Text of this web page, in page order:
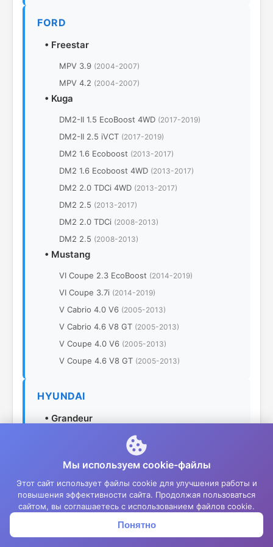
Войти
FORD
• Freestar
MPV 3.9 (2004-2007)
MPV 4.2 (2004-2007)
• Kuga
DM2-II 1.5 EcoBoost 4WD (2017-2019)
DM2-II 2.5 iVCT (2017-2019)
DM2 1.6 Ecoboost (2013-2017)
DM2 1.6 Ecoboost 4WD (2013-2017)
DM2 2.0 TDCi 4WD (2013-2017)
DM2 2.5 (2013-2017)
DM2 2.0 TDCi (2008-2013)
DM2 2.5 (2008-2013)
• Mustang
VI Coupe 2.3 EcoBoost (2014-2019)
VI Coupe 3.7i (2014-2019)
V Cabrio 4.0 V6 (2005-2013)
V Cabrio 4.6 V8 GT (2005-2013)
V Coupe 4.0 V6 (2005-2013)
V Coupe 4.6 V8 GT (2005-2013)
HYUNDAI
• Grandeur
(2010-2012)
(2010-2012)
(2005-2010)
TG 2.7 V6 (2005-2010)
TG 3.3 V6(2005-2010)
Мы используем cookie-файлы
Этот сайт использует файлы cookie для улучшения работы и
повышения эффективности сайта. Продолжая пользоваться
сайтом, вы соглашаетесь с использованием файлов cookie.
Понятно